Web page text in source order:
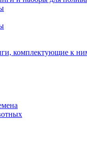
комплектующие к